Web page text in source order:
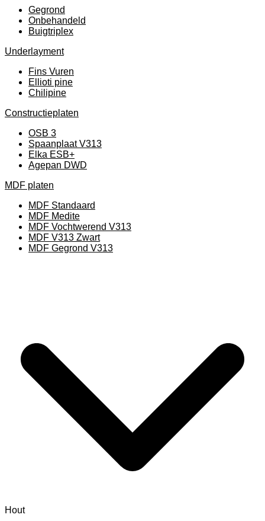
Gegrond
Onbehandeld
Buigtriplex
Underlayment
Fins Vuren
Ellioti pine
Chilipine
Constructieplaten
OSB 3
Spaanplaat V313
Elka ESB+
Agepan DWD
MDF platen
MDF Standaard
MDF Medite
MDF Vochtwerend V313
MDF V313 Zwart
MDF Gegrond V313
Hout